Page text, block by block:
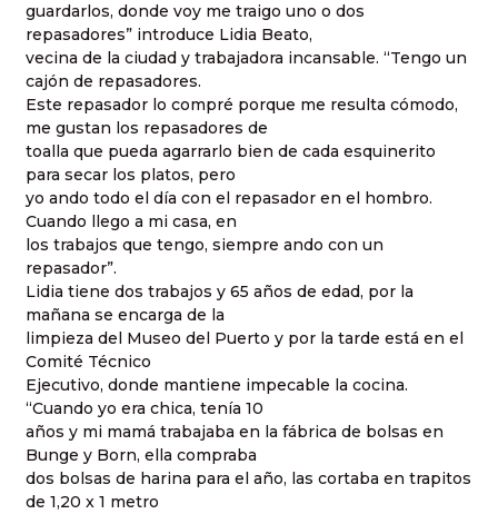
guardarlos, donde voy me traigo uno o dos
repasadores” introduce Lidia Beato,
vecina de la ciudad y trabajadora incansable. “Tengo un
cajón de repasadores.
Este repasador lo compré porque me resulta cómodo,
me gustan los repasadores de
toalla que pueda agarrarlo bien de cada esquinerito
para secar los platos, pero
yo ando todo el día con el repasador en el hombro.
Cuando llego a mi casa, en
los trabajos que tengo, siempre ando con un
repasador”.
Lidia tiene dos trabajos y 65 años de edad, por la
mañana se encarga de la
limpieza del Museo del Puerto y por la tarde está en el
Comité Técnico
Ejecutivo, donde mantiene impecable la cocina.
“Cuando yo era chica, tenía 10
años y mi mamá trabajaba en la fábrica de bolsas en
Bunge y Born, ella compraba
dos bolsas de harina para el año, las cortaba en trapitos
de 1,20 x 1 metro